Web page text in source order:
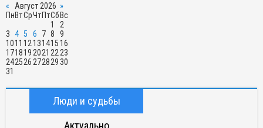
« Август 2026 »
ПнВтСрЧтПтСбВс
1
2
3 4 5 6 7 8
9
1011 1213141516
171819 2021 22 23
242526 27282930
31
Люди и судьбы
Актуально